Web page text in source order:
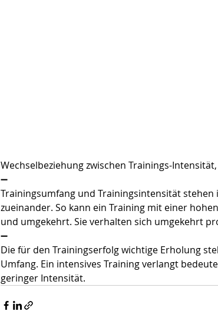
Wechselbeziehung zwischen Trainings-
➖
Trainingsumfang und Trainingsintensität
zueinander. So kann ein Training mit einer
und umgekehrt. Sie verhalten sich umgekehrt
➖
Die für den Trainingserfolg wichtige Erholung
Umfang. Ein intensives Training verlangt
geringer Intensität.